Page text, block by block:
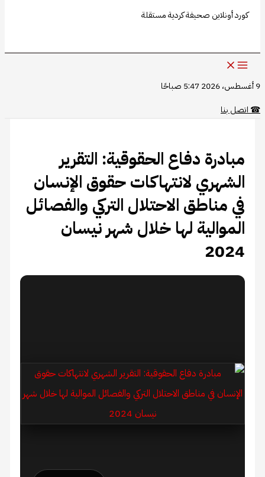
كورد أونلاين صحيفة كردية مستقلة
9 أغسطس، 2026 5:47 صباحًا
☎اتصل بنا
مبادرة دفاع الحقوقية: التقرير
الشهري لانتهاكات حقوق الإنسان
في مناطق الاحتلال التركي والفصائل
الموالية لها خلال شهر نيسان
2024